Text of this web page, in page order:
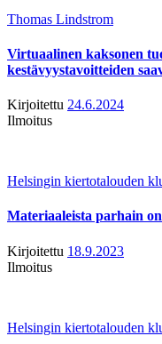
Thomas Lindstrom
Virtuaalinen kaksonen
kestävyystavoitteiden
Kirjoitettu 24.6.2024
Ilmoitus
Helsingin kiertotalouden
Materiaaleista parhain on
Kirjoitettu 18.9.2023
Ilmoitus
Helsingin kiertotalouden